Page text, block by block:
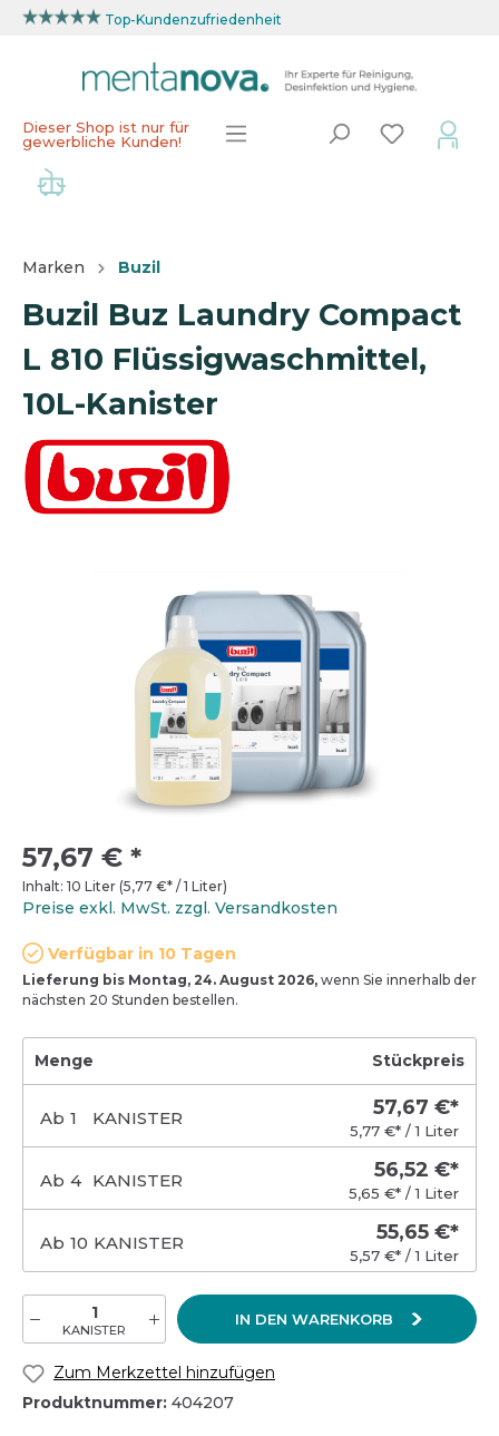
Top-Kundenzufriedenheit
Dieser Shop ist nur für
gewerbliche Kunden!
Marken Buzil
Buzil Buz Laundry Compact
L 810 Flüssigwaschmittel,
10L-Kanister
57,67 € *
Inhalt: 10 Liter (5,77 €* / 1 Liter)
Preise exkl. MwSt. zzgl. Versandkosten
Verfügbar in 10 Tagen
Lieferung bis Montag, 24. August 2026, wenn Sie innerhalb der
nächsten 20 Stunden bestellen.
Menge Stückpreis
Ab 1 KANISTER 57,67 €*
5,77 €* / 1 Liter
Ab 4 KANISTER 56,52 €*
5,65 €* / 1 Liter
Ab 10 KANISTER 55,65 €*
5,57 €* / 1 Liter
KANISTER
IN DEN WARENKORB
Zum Merkzettel hinzufügen
Produktnummer: 404207